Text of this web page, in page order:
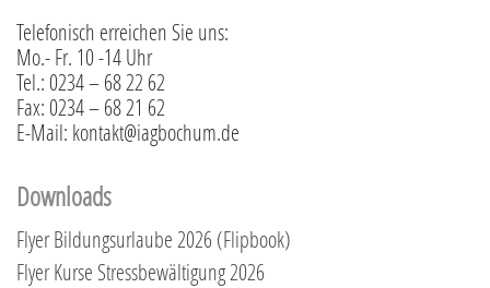
Telefonisch erreichen Sie uns:
Mo.- Fr. 10 -14 Uhr
Tel.: 0234 – 68 22 62
Fax: 0234 – 68 21 62
E-Mail: kontakt@iagbochum.de
Downloads
Flyer Bildungsurlaube 2026 (Flipbook)
Flyer Kurse Stressbewältigung 2026